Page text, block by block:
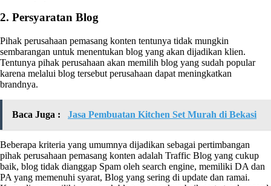
2. Persyaratan Blog
Pihak perusahaan pemasang konten tentunya tidak mungkin
sembarangan untuk menentukan blog yang akan dijadikan klien.
Tentunya pihak perusahaan akan memilih blog yang sudah popular
karena melalui blog tersebut perusahaan dapat meningkatkan
brandnya.
Baca Juga : Jasa Pembuatan Kitchen Set Murah di Bekasi
Beberapa kriteria yang umumnya dijadikan sebagai pertimbangan
pihak perusahaan pemasang konten adalah Traffic Blog yang cukup
baik, blog tidak dianggap Spam oleh search engine, memiliki DA dan
PA yang memenuhi syarat, Blog yang sering di update dan ramai.